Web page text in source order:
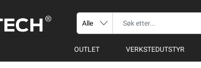
OUTLET VERKSTEDUTSTYR